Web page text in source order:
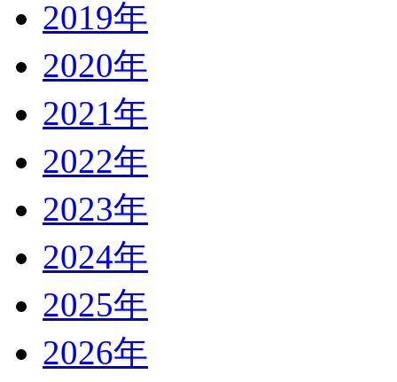
2019年
2020年
2021年
2022年
2023年
2024年
2025年
2026年